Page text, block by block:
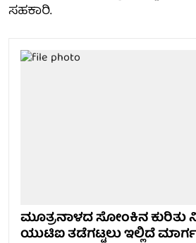
ಸಹಕಾರಿ.
ಮೂತ್ರನಾಳದ ಸೋಂಕಿನ ಕುರಿತು
ಯುಟಿಐ ತಡೆಗಟ್ಟಲು ಇಲ್ಲಿದೆ